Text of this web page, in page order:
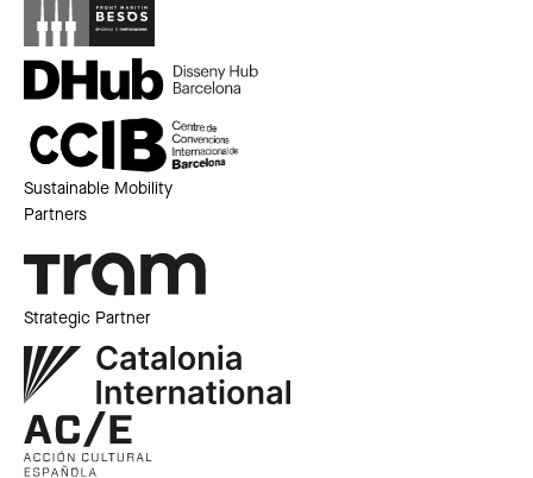
Sustainable Mobility
Partners
Strategic Partner